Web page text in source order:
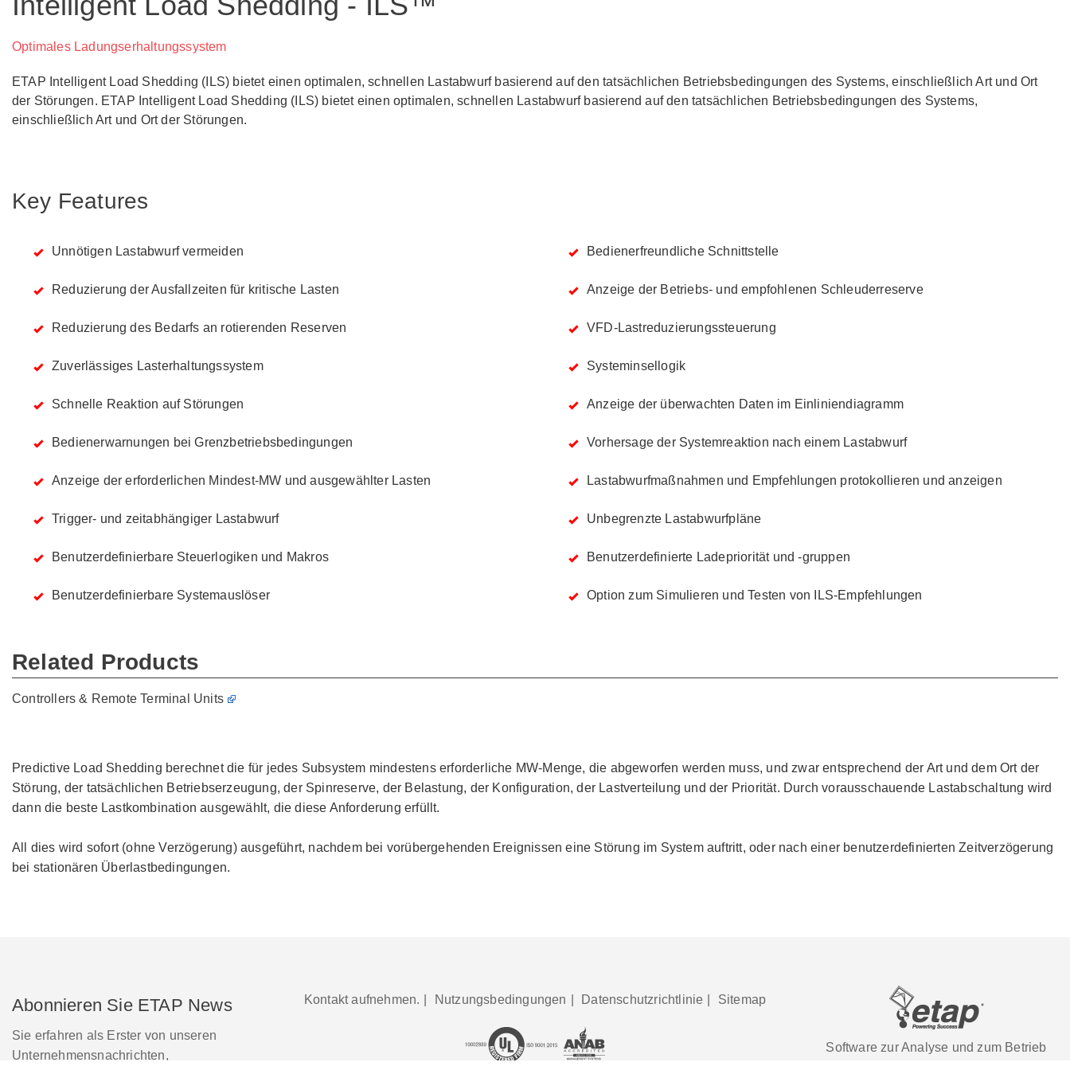
Optimales Ladungserhaltungssystem
ETAP Intelligent Load Shedding (ILS) bietet einen optimalen, schnellen Lastabwurf basierend auf den tatsächlichen Betriebsbedingungen des Systems, einschließlich Art und Ort
der Störungen. ETAP Intelligent Load Shedding (ILS) bietet einen optimalen, schnellen Lastabwurf basierend auf den tatsächlichen Betriebsbedingungen des Systems,
einschließlich Art und Ort der Störungen.
Key Features
Unnötigen Lastabwurf vermeiden
Reduzierung der Ausfallzeiten für kritische Lasten
Reduzierung des Bedarfs an rotierenden Reserven
Zuverlässiges Lasterhaltungssystem
Schnelle Reaktion auf Störungen
Bedienerwarnungen bei Grenzbetriebsbedingungen
Anzeige der erforderlichen Mindest-MW und ausgewählter Lasten
Trigger- und zeitabhängiger Lastabwurf
Benutzerdefinierbare Steuerlogiken und Makros
Benutzerdefinierbare Systemauslöser
Bedienerfreundliche Schnittstelle
Anzeige der Betriebs- und empfohlenen Schleuderreserve
VFD-Lastreduzierungssteuerung
Systeminsellogik
Anzeige der überwachten Daten im Einliniendiagramm
Vorhersage der Systemreaktion nach einem Lastabwurf
Lastabwurfmaßnahmen und Empfehlungen protokollieren und anzeigen
Unbegrenzte Lastabwurfpläne
Benutzerdefinierte Ladepriorität und -gruppen
Option zum Simulieren und Testen von ILS-Empfehlungen
Related Products
Controllers & Remote Terminal Units
Predictive Load Shedding berechnet die für jedes Subsystem mindestens erforderliche MW-Menge, die abgeworfen werden muss, und zwar entsprechend der Art und dem Ort der
Störung, der tatsächlichen Betriebserzeugung, der Spinreserve, der Belastung, der Konfiguration, der Lastverteilung und der Priorität. Durch vorausschauende Lastabschaltung wird
dann die beste Lastkombination ausgewählt, die diese Anforderung erfüllt.
All dies wird sofort (ohne Verzögerung) ausgeführt, nachdem bei vorübergehenden Ereignissen eine Störung im System auftritt, oder nach einer benutzerdefinierten Zeitverzögerung
bei stationären Überlastbedingungen.
Abonnieren Sie ETAP News
Sie erfahren als Erster von unseren
Unternehmensnachrichten,
Kontakt aufnehmen. Nutzungsbedingungen Datenschutzrichtlinie Sitemap
Software zur Analyse und zum Betrieb